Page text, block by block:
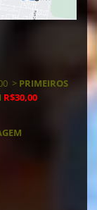
> PRIMEIROS
R$30,00